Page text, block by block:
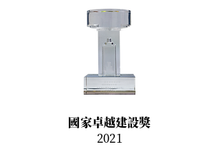
國家卓越建設獎
​2021